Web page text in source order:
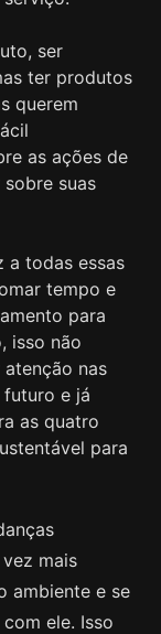
ser
ter produtos
querem
as ações de
suas
a todas essas
tempo e
para
isso não
nas
e já
as quatro
para
mais
ambiente e se
ele. Isso